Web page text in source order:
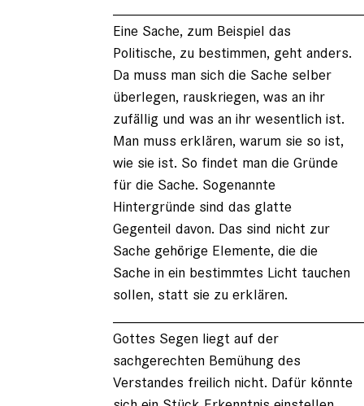
Eine Sache, zum Beispiel das
Politische, zu bestimmen, geht anders.
Da muss man sich die Sache selber
überlegen, rauskriegen, was an ihr
zufällig und was an ihr wesentlich ist.
Man muss erklären, warum sie so ist,
wie sie ist. So findet man die Gründe
für die Sache. Sogenannte
Hintergründe sind das glatte
Gegenteil davon. Das sind nicht zur
Sache gehörige Elemente, die die
Sache in ein bestimmtes Licht tauchen
sollen, statt sie zu erklären.
Gottes Segen liegt auf der
sachgerechten Bemühung des
Verstandes freilich nicht. Dafür könnte